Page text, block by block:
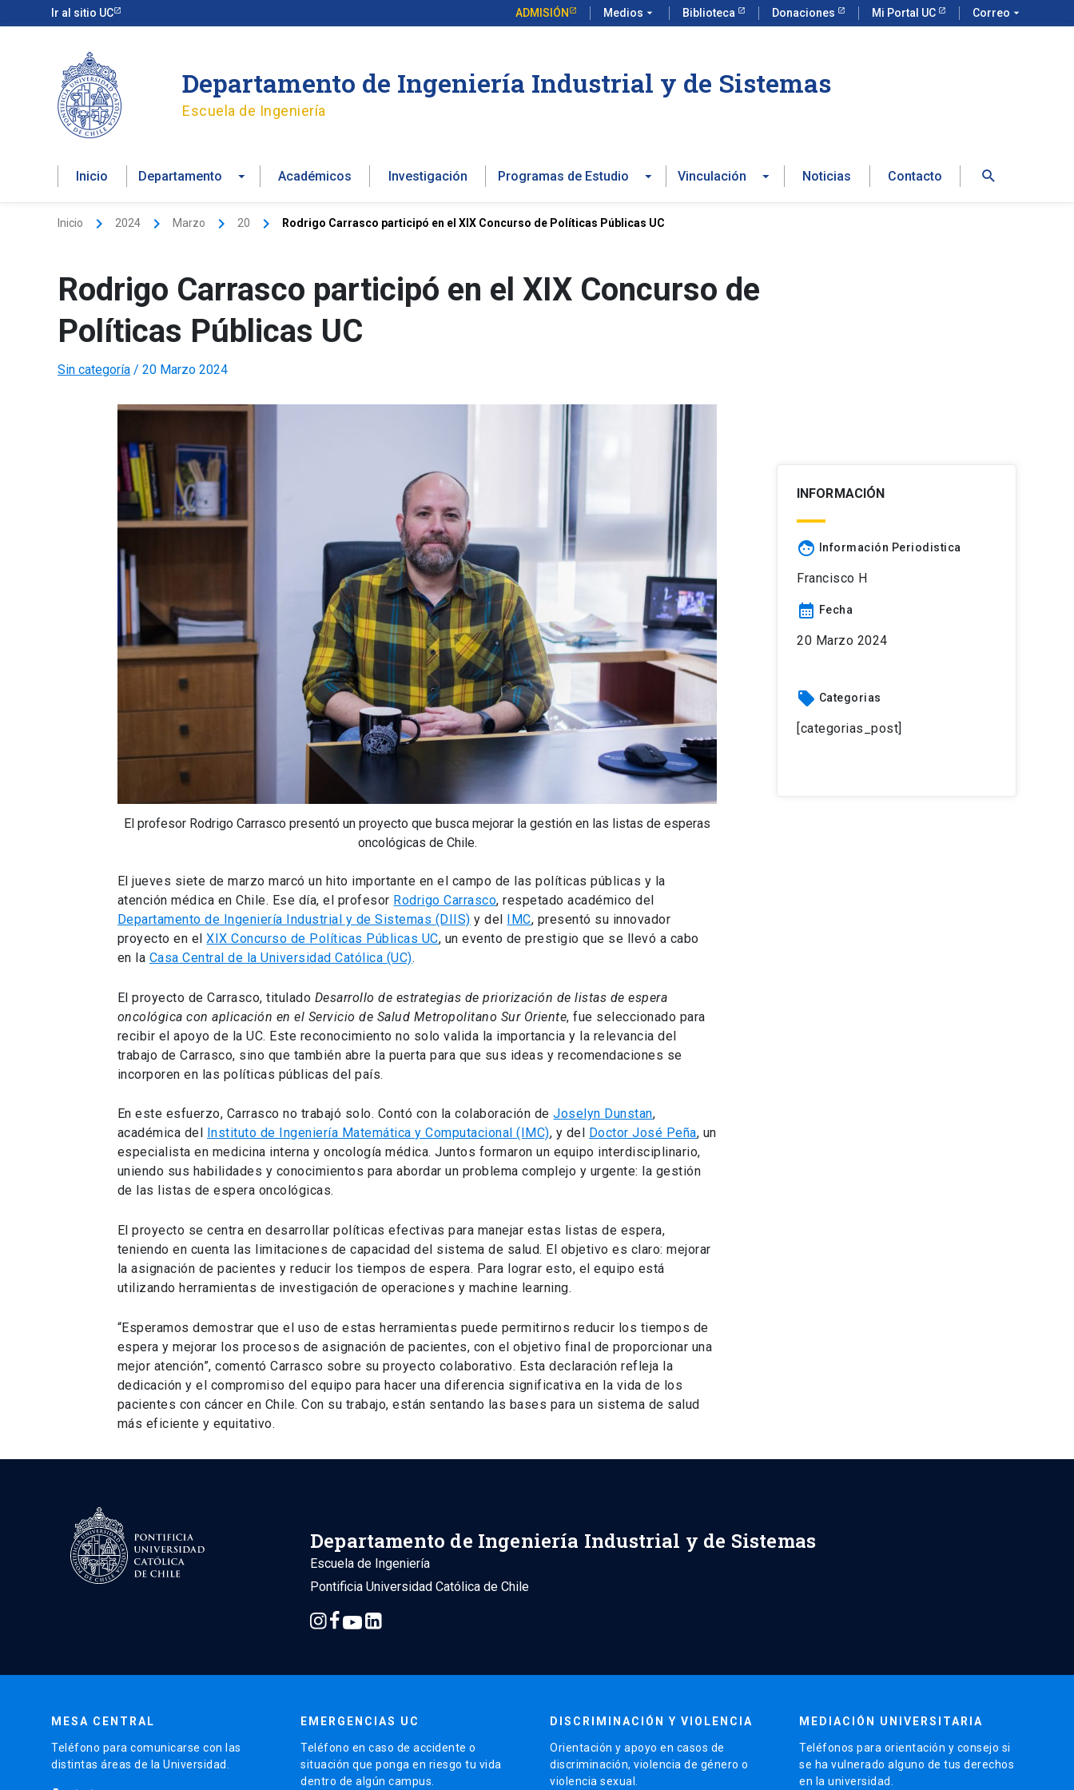
Ir al sitio UC ADMISIÓN Medios arrow_drop_down Biblioteca Donaciones Mi Portal UC Correo arrow_drop_down
al
Departamento de Ingeniería Industrial y de Sistemas
Escuela de Ingeniería
Inicio Departamento Académicos Investigación Programas de Estudio Vinculación Noticias Contacto Buscar
Inicio 2024 Marzo 20 Rodrigo Carrasco participó en el XIX Concurso de Políticas Públicas UC
Rodrigo Carrasco participó en el XIX Concurso de
Políticas Públicas UC
Sin categoría / 20 Marzo 2024
El profesor Rodrigo Carrasco presentó un proyecto que busca mejorar la gestión en las listas de esperas
oncológicas de Chile.
El jueves siete de marzo marcó un hito importante en el campo de las políticas públicas y la
atención médica en Chile. Ese día, el profesor Rodrigo Carrasco, respetado académico del
Departamento de Ingeniería Industrial y de Sistemas (DIIS) y del IMC, presentó su innovador
proyecto en elXIX Concurso de Políticas Públicas UC, un evento de prestigio que se llevó a cabo
en la Casa Central de la Universidad Católica (UC).
El proyecto de Carrasco, titulado Desarrollo de estrategias de priorización de listas de espera
oncológica con aplicación en el Servicio de Salud Metropolitano Sur Oriente, fue seleccionado para
recibir el apoyo de la UC. Este reconocimiento no solo valida la importancia y la relevancia del
trabajo de Carrasco, sino que también abre la puerta para que sus ideas y recomendaciones se
incorporen en las políticas públicas del país.
En este esfuerzo, Carrasco no trabajó solo. Contó con la colaboración deJoselyn Dunstan,
académica del
Instituto de Ingeniería Matemática y Computacional (IMC), y del Doctor José Peña, un
especialista en medicina interna y oncología médica. Juntos formaron un equipo interdisciplinario,
uniendo sus habilidades y conocimientos para abordar un problema complejo y urgente: la gestión
de las listas de espera oncológicas.
El proyecto se centra en desarrollar políticas efectivas para manejar estas listas de espera,
teniendo en cuenta las limitaciones de capacidad del sistema de salud. El objetivo es claro: mejorar
la asignación de pacientes y reducir los tiempos de espera. Para lograr esto, el equipo está
utilizando herramientas de investigación de operaciones y machine learning.
“Esperamos demostrar que el uso de estas herramientas puede permitirnos reducir los tiempos de
espera y mejorar los procesos de asignación de pacientes, con el objetivo final de proporcionar una
mejor atención”, comentó Carrasco sobre su proyecto colaborativo. Esta declaración refleja la
dedicación y el compromiso del equipo para hacer una diferencia significativa en la vida de los
pacientes con cáncer en Chile. Con su trabajo, están sentando las bases para un sistema de salud
más eficiente y equitativo.
INFORMACIÓN
face Información Periodistica
Francisco H
calendar_month Fecha
20 Marzo 2024
local_offer Categorias
[categorias_post]
Departamento de Ingeniería Industrial y de Sistemas
Escuela de Ingeniería
Pontificia Universidad Católica de Chile
MESA CENTRAL
Teléfono para comunicarse con las
distintas áreas de la Universidad.
EMERGENCIAS UC
Teléfono en caso de accidente o
situación que ponga en riesgo tu vida
dentro de algún campus.
DISCRIMINACIÓN Y VIOLENCIA
Orientación y apoyo en casos de
discriminación, violencia de género o
violencia sexual.
MEDIACIÓN UNIVERSITARIA
Teléfonos para orientación y consejo si
se ha vulnerado alguno de tus derechos
en la universidad.